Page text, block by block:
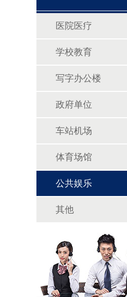
医院医疗
学校教育
写字办公楼
政府单位
车站机场
体育场馆
公共娱乐
其他